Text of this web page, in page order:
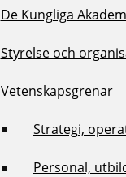
De Kungliga
Styrelse och
Vetenskapsgrenar
Strategi,
Personal,